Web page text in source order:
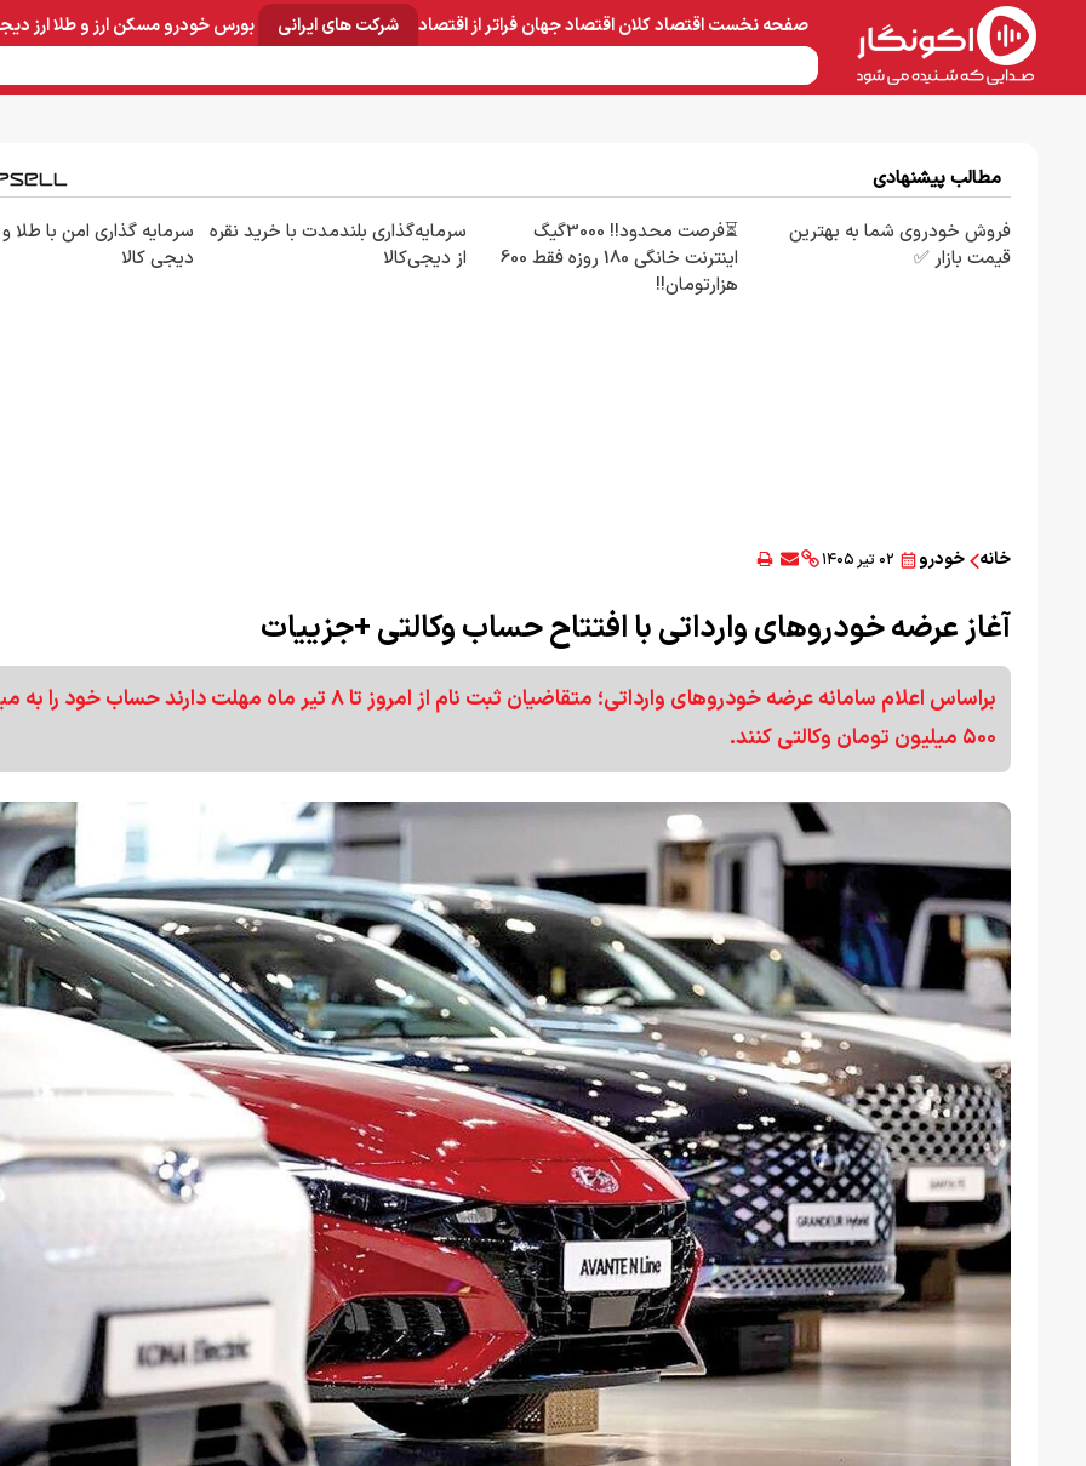
صفحه نخستاقتصاد کلاناقتصاد جهانفراتر از اقتصاد شرکت های ایرانی بورسخودرومسکنارز و طلاارز
مطالب پیشنهادی
فروش خودروی شما به بهترین
قیمت بازار ✅
⏳فرصت محدود!! 3000گیگ
اینترنت خانگی 180 روزه فقط 600
هزارتومان!!
سرمایه‌گذاری بلندمدت با خرید نقره
از دیجی‌کالا
سرمایه گذاری امن با طلا و
دیجی کالا
خانه خودرو ۰۲ تیر ۱۴۰۵
آغاز عرضه خودرو‌های وارداتی با افتتاح حساب وکالتی +جزییات
براساس اعلام سامانه عرضه خودر‌وهای وارداتی؛ متقاضیان ثبت نام از امروز تا ۸ تیر ماه مهلت دارند حساب خود
۵۰۰ میلیون تومان وکالتی کنند.